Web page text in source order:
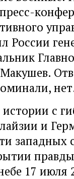
России
с
и
западных
17 июля